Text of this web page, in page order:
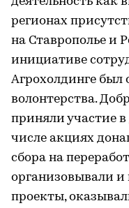
регионах
на Ставрополье и
инициативе
Агрохолдинге был
волонтерства.
приняли участие
числе акциях
сбора на
организовывали
проекты,